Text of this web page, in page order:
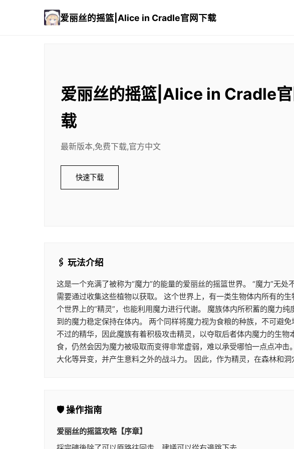
爱丽丝的摇篮|Alice in Cradle官网下载
爱丽丝的摇篮|Alice in Cradle
载
最新版本,免费下载,官方中文
快速下载
🖇️ 玩法介绍
这是一个充满了被称为“魔力”的能量的爱丽丝的摇篮世界。 “魔力”无
需要通过收集这些植物以获取。 这个世界上，有一类生物体内所有的
个世界上的“精灵”，也能利用魔力进行代谢。 魔族体内所积蓄的魔力
到的魔力稳定保持在体内。 两个同样将魔力视为食粮的种族，不可避
不过的精华，因此魔族有着积极攻击精灵，以夺取后者体内魔力的生
食，仍然会因为魔力被吸取而变得非常虚弱，难以承受哪怕一点点冲
大化等异变，并产生意料之外的战斗力。 因此，作为精灵，在森林和洞
🛡️ 操作指南
爱丽丝的摇篮攻略【序章】